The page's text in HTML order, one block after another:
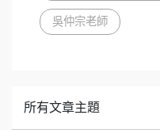
吳仲宗老師
所有文章主題